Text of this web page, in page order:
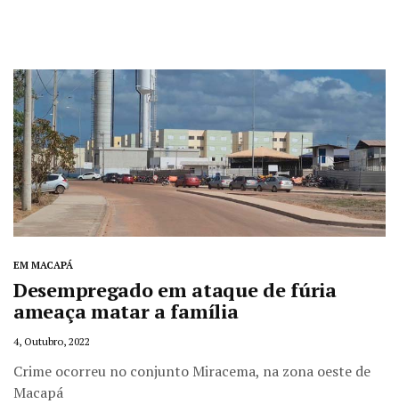
EM MACAPÁ
Desempregado em ataque de fúria
ameaça matar a família
4, Outubro, 2022
Crime ocorreu no conjunto Miracema, na zona oeste de
Macapá